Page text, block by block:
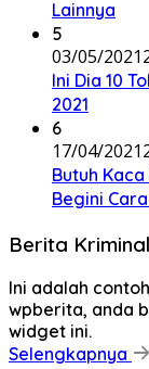
Lainnya
5
03/05/2021
Ini Dia 10
2021
6
17/04/2021
Butuh
Begini
Berita Kriminal
Ini adalah
wpberita, anda
widget ini.
Selengkapnya